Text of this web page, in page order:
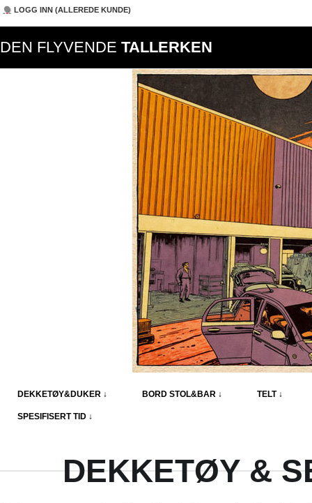
LOGG INN (ALLEREDE KUNDE)
DEN FLYVENDE TALLERKEN
DEKKETØY&DUKER ↓ BORD STOL&BAR ↓ TELT ↓
SPESIFISERT TID ↓
DEKKETØY &